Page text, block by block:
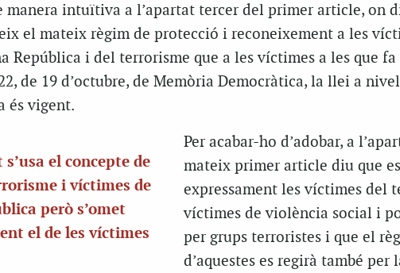
manera intuïtiva a l’apartat tercer del primer article, on
el mateix règim de protecció i reconeixement a les
República i del terrorisme que a les víctimes a les que
de 19 d’octubre, de Memòria Democràtica, la llei a
és vigent.
el concepte de
i víctimes de
però s’omet
el de les víctimes
Per acabar-ho d’adobar, a
mateix primer article diu que
expressament les víctimes del
víctimes de violència social i
per grups terroristes i que el
d’aquestes es regirà també per